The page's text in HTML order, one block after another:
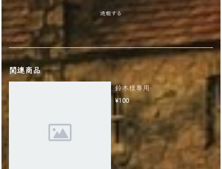
通報する
関連商品
鈴木様専用
¥100